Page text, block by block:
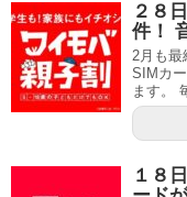
２８
件！
2月も最
SIMカ
ます。
１８